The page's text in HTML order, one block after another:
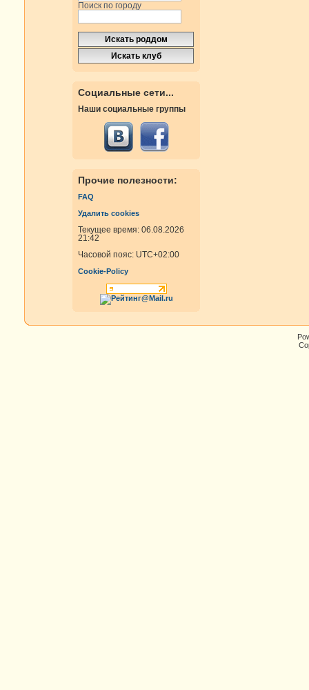
Поиск по городу
Социальные сети...
Наши социальные группы
Прочие полезности:
FAQ
Удалить cookies
Текущее время: 06.08.2026
21:42
Часовой пояс: UTC+02:00
Cookie-Policy